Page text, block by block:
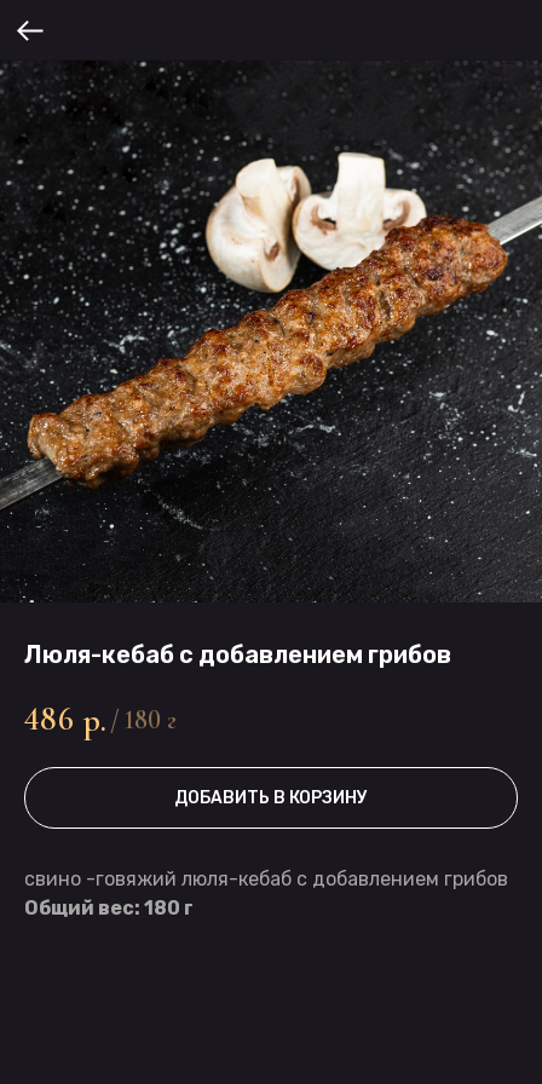
Люля-кебаб с добавлением грибов
486 р./ 180 г
ДОБАВИТЬ В КОРЗИНУ
свино -говяжий люля-кебаб с добавлением грибов
Общий вес: 180 г